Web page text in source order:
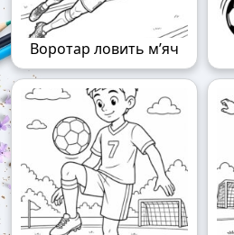
Воротар ловить м’яч